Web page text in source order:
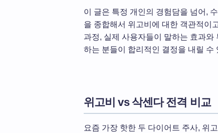
이 글은 특정 개인의 경험담을 넘어,
을 종합해서 위고비에 대한 객관적이
과정, 실제 사용자들이 말하는 효과
하는 분들이 합리적인 결정을 내릴 수
위고비 vs 삭센다 전격 비교
요즘 가장 핫한 두 다이어트 주사, 위